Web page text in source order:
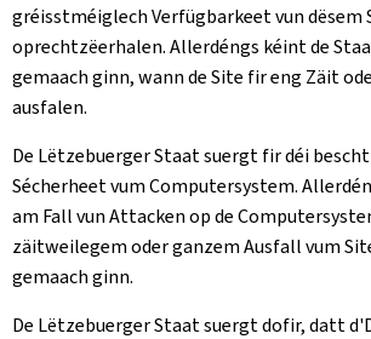
gréisstméiglech Verfügbarkeet vun dësem
oprechtzëerhalen. Allerdéngs kéint de
gemaach ginn, wann de Site fir eng Zäit
ausfalen.
De Lëtzebuerger Staat suergt fir déi
Sécherheet vum Computersystem.
am Fall vun Attacken op de
zäitweilegem oder ganzem Ausfall vum
gemaach ginn.
De Lëtzebuerger Staat suergt dofir, datt